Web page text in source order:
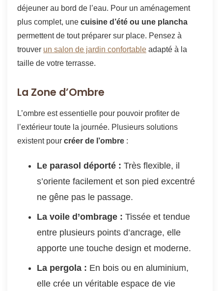
déjeuner au bord de l’eau. Pour un aménagement
plus complet, une cuisine d’été ou une plancha
permettent de tout préparer sur place. Pensez à
trouver un salon de jardin confortable adapté à la
taille de votre terrasse.
La Zone d’Ombre
L’ombre est essentielle pour pouvoir profiter de
l’extérieur toute la journée. Plusieurs solutions
existent pour créer de l’ombre :
Le parasol déporté : Très flexible, il
s’oriente facilement et son pied excentré
ne gêne pas le passage.
La voile d’ombrage : Tissée et tendue
entre plusieurs points d’ancrage, elle
apporte une touche design et moderne.
La pergola : En bois ou en aluminium,
elle crée un véritable espace de vie